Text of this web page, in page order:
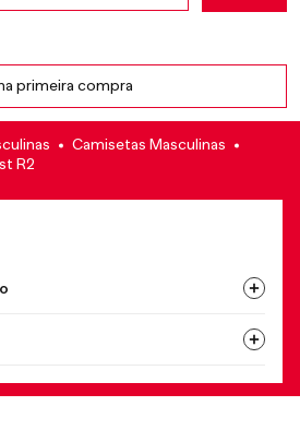
primeira compra
Camisetas Masculinas
R2